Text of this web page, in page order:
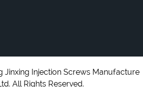
Jinxing Injection Screws Manufacture
All Rights Reserved.